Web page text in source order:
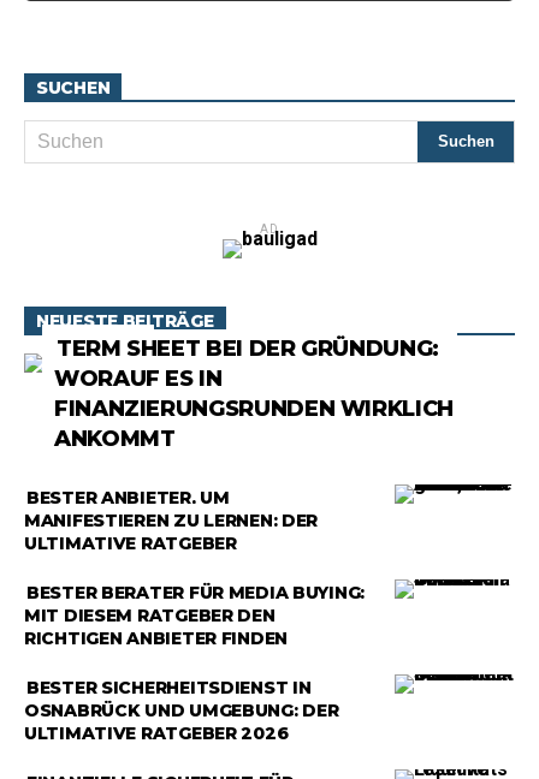
SUCHEN
AD
NEUESTE BEITRÄGE
TERM SHEET BEI DER GRÜNDUNG:
WORAUF ES IN
FINANZIERUNGSRUNDEN WIRKLICH
ANKOMMT
RATGEBER
BESTER ANBIETER, UM
MANIFESTIEREN ZU LERNEN: DER
ULTIMATIVE RATGEBER
RATGEBER
BESTER BERATER FÜR MEDIA BUYING:
MIT DIESEM RATGEBER DEN
RICHTIGEN ANBIETER FINDEN
RATGEBER
BESTER SICHERHEITSDIENST IN
OSNABRÜCK UND UMGEBUNG: DER
ULTIMATIVE RATGEBER 2026